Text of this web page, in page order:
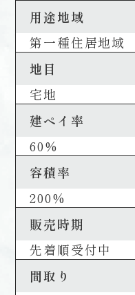
用途地域
第一種住居地域
地目
宅地
建ペイ率
60%
容積率
200%
販売時期
先着順受付中
間取り